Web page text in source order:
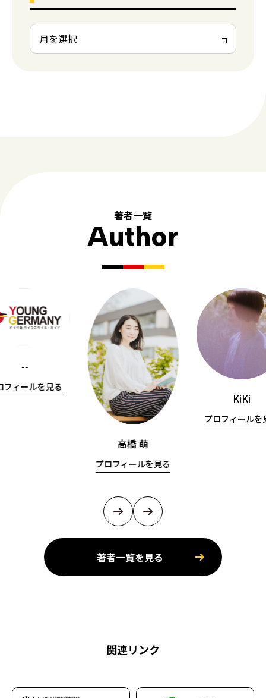
著者一覧
Author
--
フィールを見る
高橋 萌
プロフィールを見る
KiKi
プロフィールを
著者一覧を見る
関連リンク